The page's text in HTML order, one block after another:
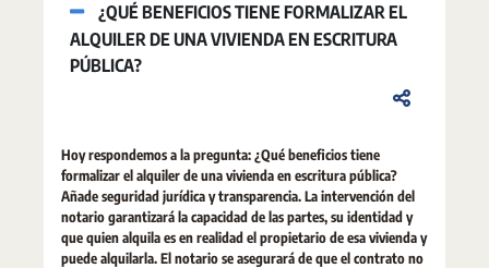
¿QUÉ BENEFICIOS TIENE FORMALIZAR EL
ALQUILER DE UNA VIVIENDA EN ESCRITURA
PÚBLICA?
Hoy respondemos a la pregunta: ¿Qué beneficios tiene
formalizar el alquiler de una vivienda en escritura pública?
Añade seguridad jurídica y transparencia. La intervención del
notario garantizará la capacidad de las partes, su identidad y
que quien alquila es en realidad el propietario de esa vivienda y
puede alquilarla. El notario se asegurará de que el contrato no